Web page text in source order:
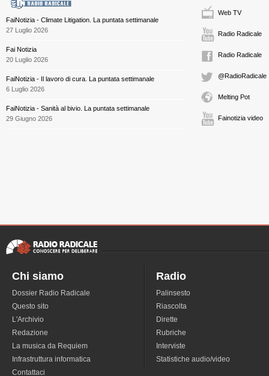
FaiNotizia - Climate Litigation. La puntata settimanale
27 Luglio 2026
Fai Notizia
20 Luglio 2026
FaiNotizia - Il lavoro di cura. La puntata settimanale
6 Luglio 2026
FaiNotizia - Sanità al bivio. La puntata settimanale
29 Giugno 2026
Web TV
Radio Radicale
Radio Radicale
@RadioRadicale
Melting Pot
Fainotizia video
Chi siamo
Dossier Radio Radicale
Questo sito
L'Archivio
Redazione
La musica da Requiem
Infrastruttura informatica
Contattaci
Radio
Palinsesto
Riascolta
Dirette
Rubriche
Interviste
Statistiche audio/video